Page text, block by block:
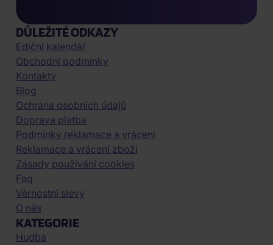
DŮLEŽITÉ ODKAZY
Ediční kalendář
Obchodní podmínky
Kontakty
Blog
Ochrana osobních údajů
Doprava platba
Podmínky reklamace a vrácení
Reklamace a vrácení zboží
Zásady používání cookies
Faq
Věrnostní slevy
O nás
KATEGORIE
Hudba